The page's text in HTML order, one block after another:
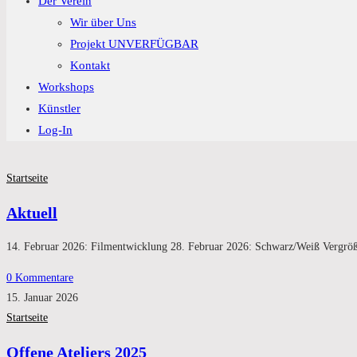
Wir über Uns
Projekt UNVERFÜGBAR
Kontakt
Workshops
Künstler
Log-In
Startseite
Aktuell
14. Februar 2026: Filmentwicklung 28. Februar 2026: Schwarz/Weiß
0 Kommentare
15. Januar 2026
Startseite
Offene Ateliers 2025